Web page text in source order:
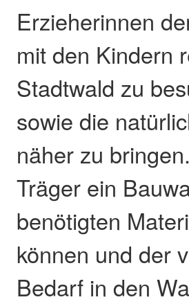
Erzieherinnen
mit den Kindern
Stadtwald zu
sowie die
näher zu
Träger ein
benötigten
können und der
Bedarf in den